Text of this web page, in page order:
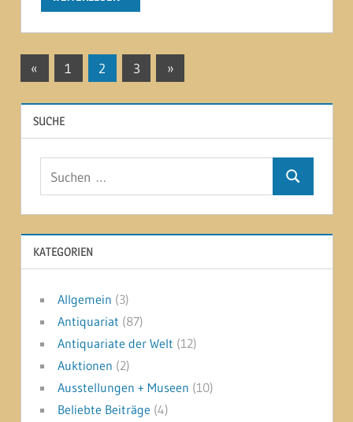
Seitennummerierung
der
Beiträge
« Vorherige
1 2 3
Nächste
»
SUCHE
Suchen
KATEGORIEN
Allgemein (3)
Antiquariat (87)
Antiquariate der Welt (12)
Auktionen (2)
Ausstellungen + Museen (10)
Beliebte Beiträge (4)